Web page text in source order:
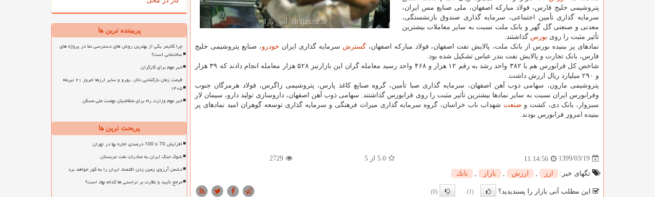
پتروشیمی خلیج فارس، فولاد مبارکه اصفهان، ملی صنایع مس ایران،
سرمایه گذاری تأمین اجتماعی، سرمایه گذاری صندوق بازنشستگی،
معدنی و صنعتی گل گهر و بانک ملت نسبت به سایر معاملات بیشترین
تأثیر مثبت را روی بورس گذاشتند.
نمادهای پر ببنیده بورس از بانک ملت، پالایش نفت اصفهان، فولاد مبارکه اصفهان،گسترش سرمایه گذاری ایران خودرو، صنایع پتروشیمی خلیج
فارس، بانک تجارت و پالایش نفت بندر عباس تشکیل شده بود.
شاخص کل فرابورس هم با ۳۸۲ واحد رشد به رقم ۱۲ هزار و ۴۶۸ واحد رسید معامله گران این بازارنیز ۵۲۸ هزار معامله انجام دادند که ۳۹ هزار
و ۲۹۰ میلیارد ریال ارزش داشت.
پتروشیمی مارون، سهامی ذوب آهن اصفهان، سرمایه گذاری صبا تأمین، گروه صنایع کاغذ پارس، پتروشیمی زاگرس، فولاد هرمزگان جنوب
وفرابورس ایران نسبت به سایر نمادها بیشترین تأثیر مثبت را روی فرابورس گذاشتند. سهامی ذوب آهن اصفهان، داروسازی تولید دارو، سیمان لار
سبزوار، بانک دی، کشت و صنعت شهداب ناب خراسان، گروه سرمایه گذاری میراث فرهنگی و سرمایه گذاری توسعه گوهران امید نمادهای پر
ببنیده امروز فرابورس بودند.
1399/03/19
11:14:56
5.0 از 5 2729
تگهای خبر: ارز ارزش بازار بانك
این مطلب آنی بازار را پسندیدید؟ (1)
(0)
پربیننده ترین ها
چرا کلایمر یکی از بهترین روش های دسترسی نما در پروژه های
ساختمانی است؟
خبر مهم برای کارگران
قیمت زمان بازگشایی دلار، یورو و سایر ارزها امروز ۲۱ تیرماه
۱۴۰۵
خبر مهم وزارت راه برای متقاضیان نهضت ملی مسکن
پربحث ترین ها
افزایش 70 تا 100 درصدی اجاره بها در تهران
شوک جنگ ایران به صادرات نفت عربستان
دشمن آرزوی زمین زدن اقتصاد ایران را به گور خواهد برد
مرجع تأیید و نظارت بر تراستی ها کدام نهاد است؟